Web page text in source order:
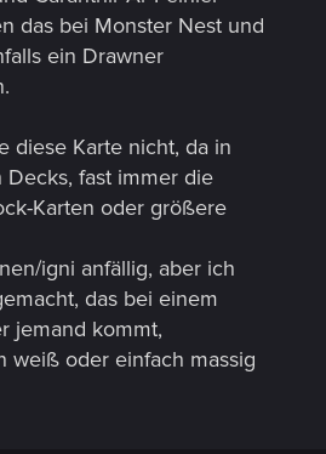
das bei Monster Nest und
ein Drawner
diese Karte nicht, da in
fast immer die
Karten oder größere
igni anfällig, aber ich
das bei einem
jemand kommt,
weiß oder einfach massig